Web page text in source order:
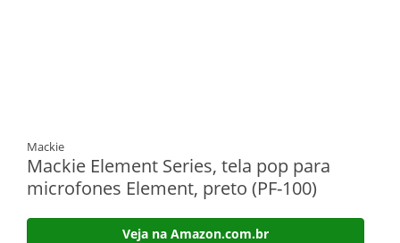
Mackie
Mackie Element Series, tela pop para
microfones Element, preto (PF-100)
Veja na Amazon.com.br